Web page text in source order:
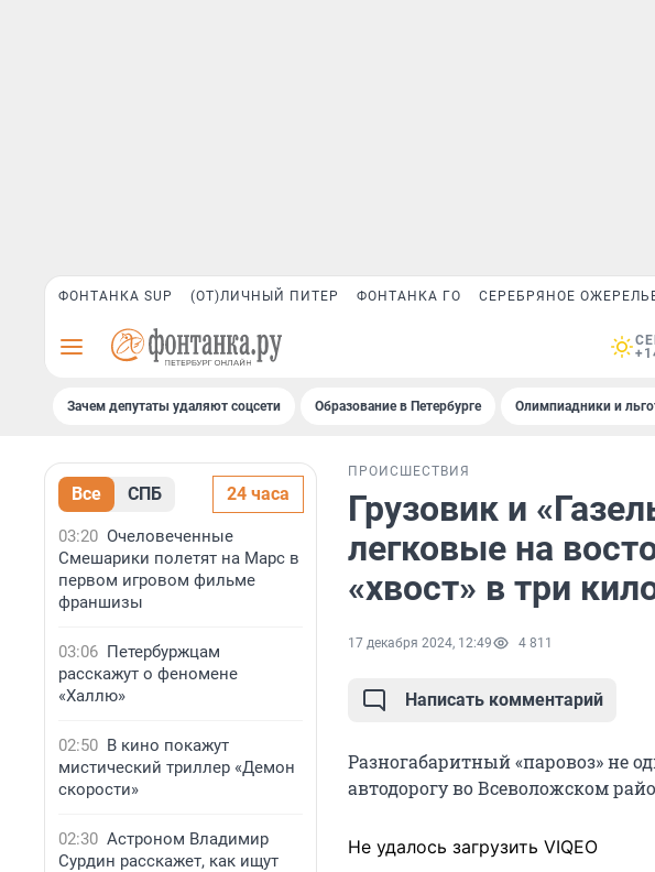
ФОНТАНКА SUP (ОТ)ЛИЧНЫЙ ПИТЕР ФОНТАНКА ГО СЕРЕБРЯНОЕ
Зачем депутаты удаляют соцсети Образование в Петербурге Олимпиадники и
Все СПБ 24 часа
03:20 Очеловеченные
Смешарики полетят на Марс в
первом игровом фильме
франшизы
03:06 Петербуржцам
расскажут о феномене
«Халлю»
02:50 В кино покажут
мистический триллер «Демон
скорости»
02:30 Астроном Владимир
Сурдин расскажет, как ищут
ПРОИСШЕСТВИЯ
Грузовик и
легковые на
«хвост» в три
17 декабря 2024, 12:49 4 811
Написать комментарий
Разногабаритный «паровоз» не
автодорогу во Всеволожском
Не удалось загрузить VIQEO